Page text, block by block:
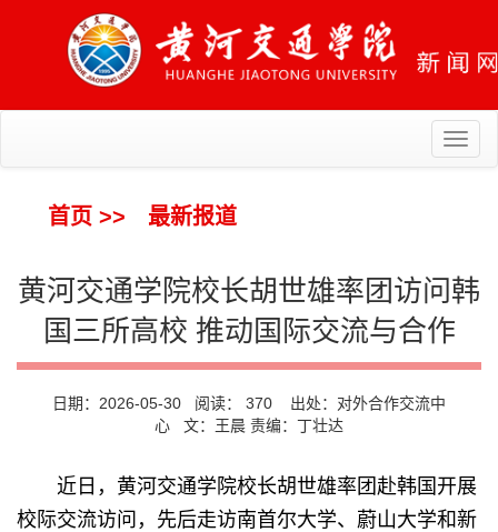
首页 >> 最新报道
黄河交通学院校长胡世雄率团访问韩
国三所高校 推动国际交流与合作
日期：2026-05-30 阅读： 370 出处：对外合作交流中
心 文：王晨 责编：丁壮达
近日，黄河交通学院校长胡世雄率团赴韩国开展
校际交流访问，先后走访南首尔大学、蔚山大学和新